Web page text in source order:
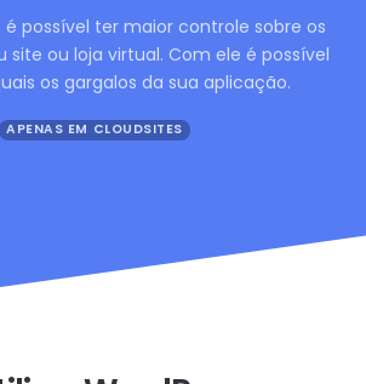
é possível ter maior controle sobre os
site ou loja virtual. Com ele é possível
os gargalos da sua aplicação.
APENAS EM CLOUDSITES